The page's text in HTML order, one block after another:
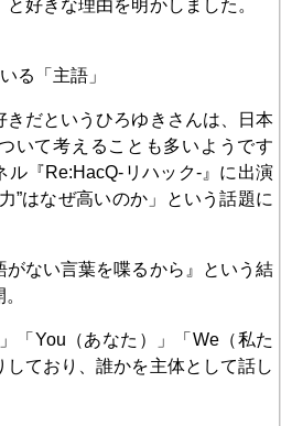
と好きな理由を明かしました。
ている「主語」
きだというひろゆきさんは、日本
いて考えることも多いようです
ル『Re:HacQ-リハック-』に出演
”はなぜ高いのか」という話題に
がない言葉を喋るから』という結
展開。
「You（あなた）」「We（私た
ており、誰かを主体として話し